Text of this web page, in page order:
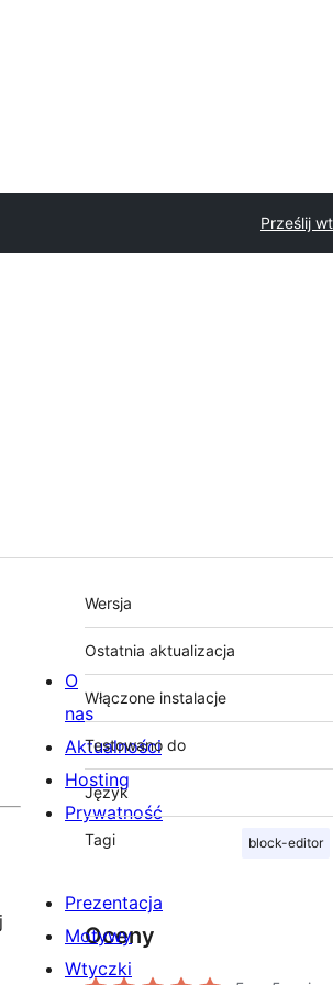
Prześlij
Meta
Wersja
Ostatnia aktualizacja
Włączone instalacje
Testowano do
Język
Tagi block-editor
Oceny
O
nas
Aktualności
Hosting
Prywatność
Prezentacja
Motywy
Wtyczki